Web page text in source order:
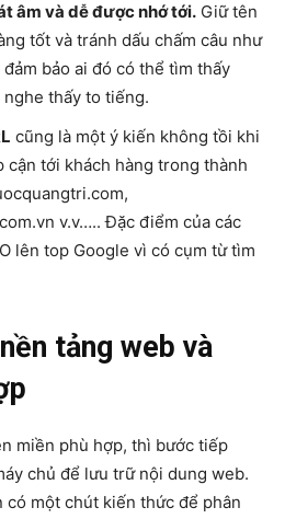
âm và dễ được nhớ tới. Giữ tên
tốt và tránh dấu chấm câu như
bảo ai đó có thể tìm thấy
thấy to tiếng.
cũng là một ý kiến không tồi khi
cận tới khách hàng trong thành
v.v….. Đặc điểm của các
lên top Google vì có cụm từ tìm
tảng web và
miền phù hợp, thì bước tiếp
chủ để lưu trữ nội dung web.
có một chút kiến thức để phân